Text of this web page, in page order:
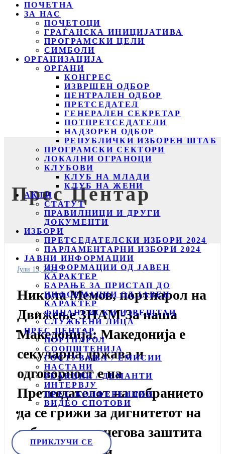
ПОЧЕТНА
ЗА НАС
ПОЧЕТОЦИ
ГРАЃАНСКА ИНИЦИЈАТИВА
ПРОГРАМСКИ ЦЕЛИ
СИМБОЛИ
ОРГАНИЗАЦИЈА
ОРГАНИ
КОНГРЕС
ИЗВРШЕН ОДБОР
ЦЕНТРАЛЕН ОДБОР
ПРЕТСЕДАТЕЛ
ГЕНЕРАЛЕН СЕКРЕТАР
ПОТПРЕТСЕДАТЕЛИ
НАДЗОРЕН ОДБОР
РЕПУБЛИЧКИ ИЗБОРЕН ШТАБ
ПРОГРАМСКИ СЕКТОРИ
ЛОКАЛНИ ОГРАНОЦИ
КЛУБОВИ
КЛУБ НА МЛАДИ
КЛУБ НА ЖЕНИ
АКТИ
СТАТУТ
ПРАВИЛНИЦИ И ДРУГИ
ДОКУМЕНТИ
ИЗБОРИ
ПРЕТСЕДАТЕЛСКИ ИЗБОРИ 2024
ПАРЛАМЕНТАРНИ ИЗБОРИ 2024
ЈАВНИ ИНФОРМАЦИИ
ИНФОРМАЦИИ ОД ЈАВЕН
КАРАКТЕР
БАРАЊЕ ЗА ПРИСТАП ДО
ИНФОРМАЦИИ ОД ЈАВЕН
КАРАКТЕР
ФИНАНСИСКИ ИЗВЕШТАИ
СЛУЖБЕНИ ЛИЦА
ПРЕС ЦЕНТАР
ПОРТПАРОЛ
СООПШТЕНИЈА
ГОСТУВАЊА / ЕМИСИИ
НАСТАНИ
РЕАКЦИИ / ДЕМАНТИ
ИНТЕРВЈУ
ПРЕС-КОНФЕРЕНЦИИ
ВИДЕО СПОТОВИ
ПРИКЛУЧИ СЕ
Прес Центар
Јули 13, 2024
Никола Мемов, портпарол на
Движење ЗНАМ-За наша
Македонија: Македонија е
секуларна држава и
одговорност е на
Претседателот на собранието
да се грижи за дигнитетот на
собранието и негова заштита